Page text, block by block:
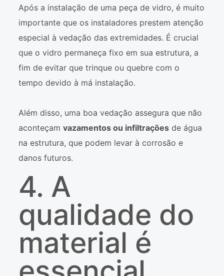
Após a instalação de uma peça de vidro, é muito
importante que os instaladores prestem atenção
especial à vedação das extremidades. É crucial
que o vidro permaneça fixo em sua estrutura, a
fim de evitar que trinque ou quebre com o
tempo devido à má instalação.
Além disso, uma boa vedação assegura que não
aconteçam vazamentos ou infiltraçõesde água
na estrutura, que podem levar à corrosão e
danos futuros.
4. A
qualidade do
material é